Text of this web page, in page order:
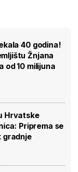
40 godina!
Žnjana
od 10 milijuna
Hrvatske
Priprema se
gradnje